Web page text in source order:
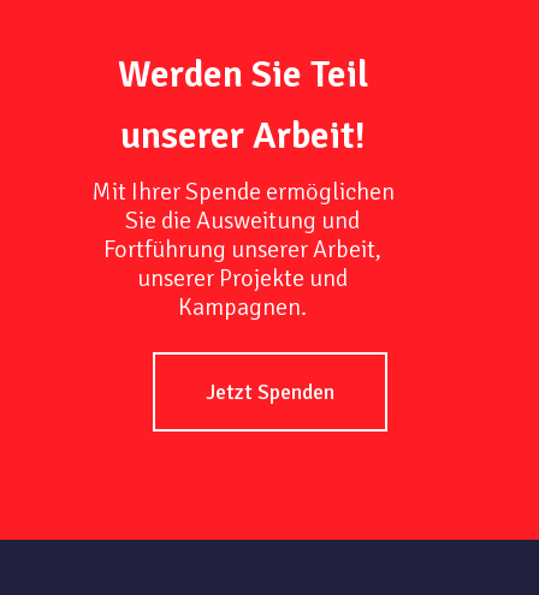
Werden Sie Teil
unserer Arbeit!
Mit Ihrer Spende ermöglichen
Sie die Ausweitung und
Fortführung unserer Arbeit,
unserer Projekte und
Kampagnen.
Jetzt Spenden